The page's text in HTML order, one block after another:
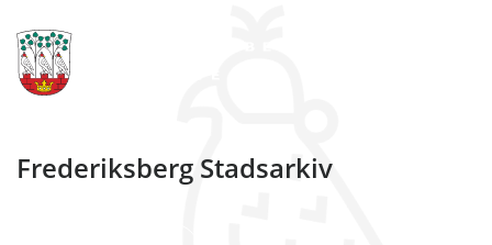
Frederiksberg Stadsarkiv